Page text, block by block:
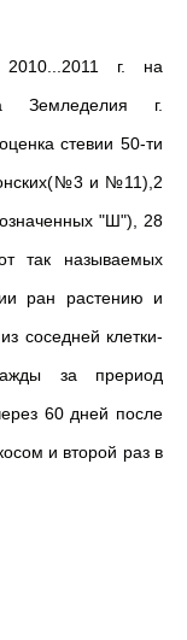
г. на
Земледелия г.
стевии 50-ти
и №11),2
"Ш"), 28
так называемых
ран растению и
соседней клетки-
за прериод
60 дней после
и второй раз в